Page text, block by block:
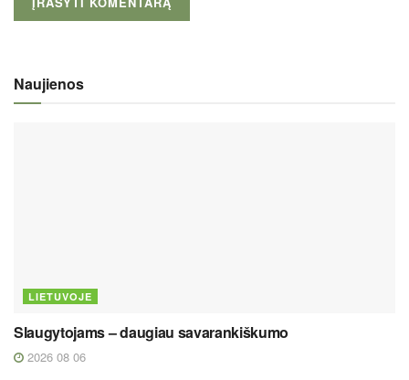
Naujienos
LIETUVOJE
Slaugytojams – daugiau savarankiškumo
2026 08 06